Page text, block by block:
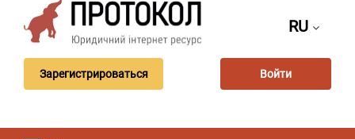
RU
Зарегистрироваться Войти